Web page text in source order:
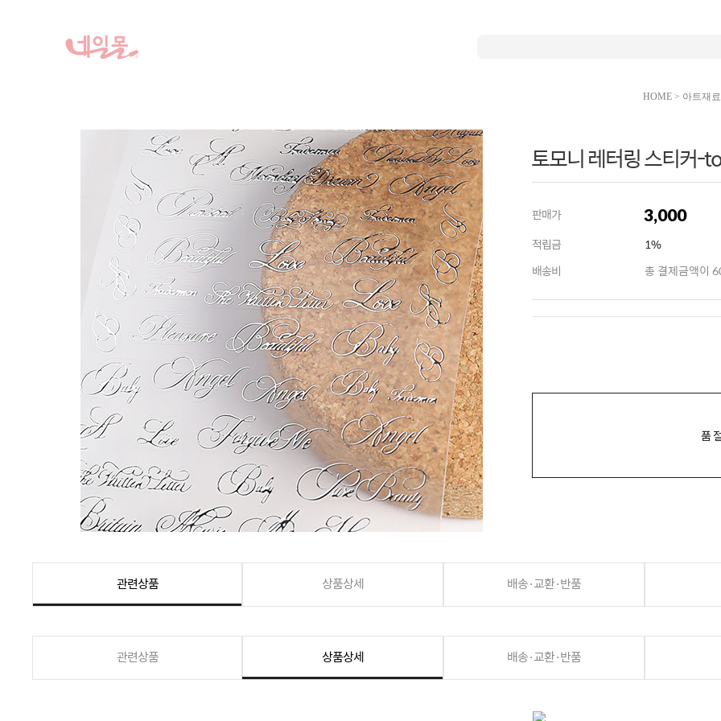
HOME> 아트재료
토모니 레터링 스티커-
판매가 3,000
적립금
1%
배송비
총 결제금액이
품
관련상품 상품상세 배송·교환·반품
관련상품 상품상세 배송·교환·반품